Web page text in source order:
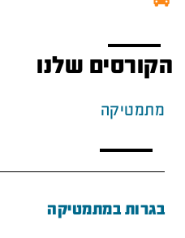
הקורסים שלנו
מתמטיקה
בגרות במתמטיקה